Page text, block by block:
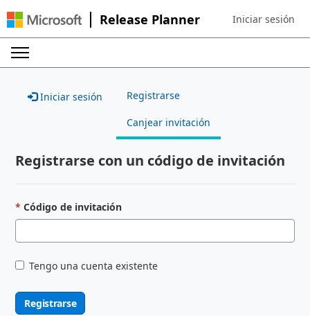
Release Planner Sign in to your
Iniciar sesión
Iniciar sesión Registrarse
Canjear invitación
Registrarse con un código de invitación
Código de invitación
Tengo una cuenta existente
Registrarse